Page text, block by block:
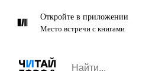
Откройте в приложении
Место встречи с книгами